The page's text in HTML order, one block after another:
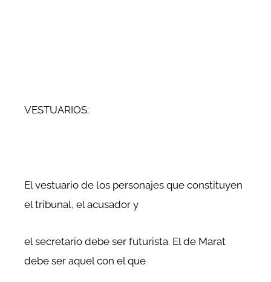
VESTUARIOS:
El vestuario de los personajes que constituyen
el tribunal, el acusador y
el secretario debe ser futurista. El de Marat
debe ser aquel con el que